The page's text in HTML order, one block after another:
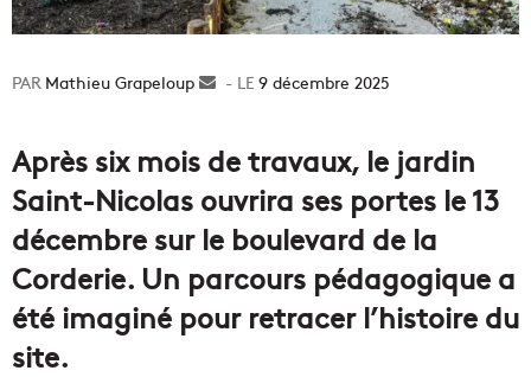
Mathieu Grapeloup
Envoyer9 décembre 2025
Après six mois de travaux, le jardin
Saint-Nicolas ouvrira ses portes le 13
décembre sur le boulevard de la
Corderie. Un parcours pédagogique a
été imaginé pour retracer l’histoire du
site.